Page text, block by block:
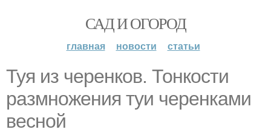
САД И ОГОРОД
главная новости статьи
Туя из черенков. Тонкости
размножения туи черенками
весной